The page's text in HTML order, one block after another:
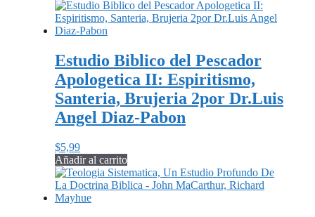
Estudio Biblico del Pescador
Apologetica II: Espiritismo,
Santeria, Brujeria 2por Dr.Luis
Angel Diaz-Pabon
$5,99
Añadir al carrito